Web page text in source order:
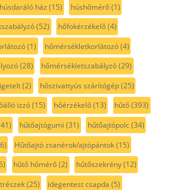
húsdaráló ház (15) húshőmérő(1)
(52) hőfokérzékelő(4)
(1) hőmérsékletkorlátozó(4)
(28) hőmérsékletszabályzó(29)
(2) hőszivattyús szárítógép(25)
izzó(15) hőérzékelő(13) hűtő(393)
hűtőajtógumi (31) hűtőajtópolc(34)
Hűtőajtó zsanérok/ajtópántok(15)
hűtő hőmérő(2) hűtőszekrény(12)
(25) idegentest csapda (5)